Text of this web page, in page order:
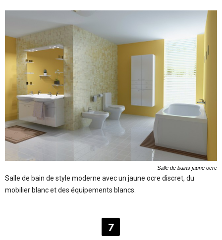
Salle de bains jaune ocre
Salle de bain de style moderne avec un jaune ocre discret, du
mobilier blanc et des équipements blancs.
7